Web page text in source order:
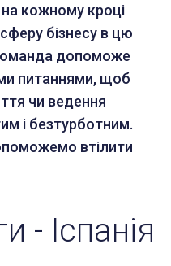
кожному кроці
бізнесу в цю
допоможе
питаннями, щоб
чи ведення
і безтурботним.
втілити
- Іспанія